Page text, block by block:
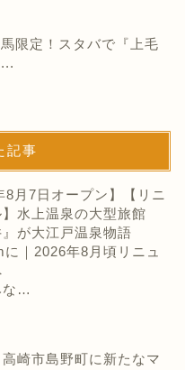
馬限定！スタバで『上毛
記事
8月7日オープン】【リニ
】水上温泉の大型旅館
』が大江戸温泉物語
｜2026年8月頃リニュ
な…
高崎市島野町に新たなマ